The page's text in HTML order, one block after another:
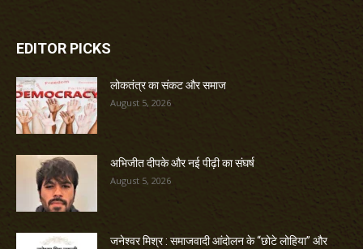
EDITOR PICKS
लोकतंत्र का संकट और समाज
August 5, 2026
अभिजीत दीपके और नई पीढ़ी का संघर्ष
August 5, 2026
जनेश्वर मिश्र : समाजवादी आंदोलन के “छोटे लोहिया” और